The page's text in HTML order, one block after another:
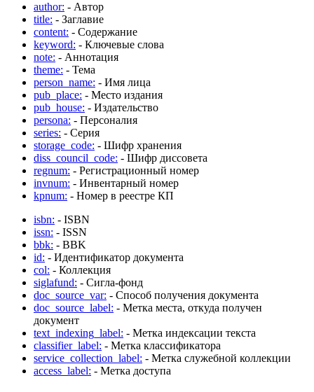
author: - Автор
title: - Заглавие
content: - Содержание
keyword: - Ключевые слова
note: - Аннотация
theme: - Тема
person_name: - Имя лица
pub_place: - Место издания
pub_house: - Издательство
persona: - Персоналия
series: - Серия
storage_code: - Шифр хранения
diss_council_code: - Шифр диссовета
regnum: - Регистрационный номер
invnum: - Инвентарный номер
kpnum: - Номер в реестре КП
isbn: - ISBN
issn: - ISSN
bbk: - BBK
id: - Идентификатор документа
col: - Коллекция
siglafund: - Сигла-фонд
doc_source_var: - Способ получения документа
doc_source_label: - Метка места, откуда получен
документ
text_indexing_label: - Метка индексации текста
classifier_label: - Метка классификатора
service_collection_label: - Метка служебной коллекции
access_label: - Метка доступа